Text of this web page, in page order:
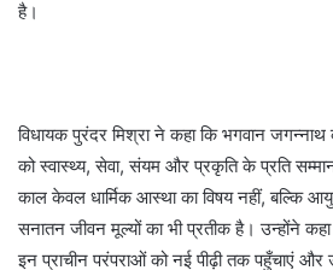
है।
विधायक पुरंदर मिश्रा ने कहा कि भगवान जगन्नाथ
को स्वास्थ्य, सेवा, संयम और प्रकृति के प्रति
काल केवल धार्मिक आस्था का विषय नहीं, बल्कि
सनातन जीवन मूल्यों का भी प्रतीक है। उन्होंने कहा
इन प्राचीन परंपराओं को नई पीढ़ी तक पहुँचाएं